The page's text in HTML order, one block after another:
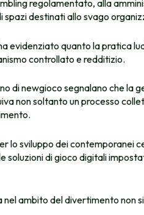
regolamentato, alla
spazi destinati allo svago
evidenziato quanto la pratica
controllato e redditizio.
dinewgioco segnalano che la
non soltanto un processo
lo sviluppo dei contemporanei
soluzioni di gioco digitali
ambito del divertimento non